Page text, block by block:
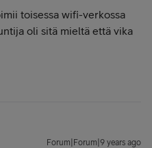
toisessa wifi-verkossa
oli sitä mieltä että vika
Forum|Forum|9 years ago